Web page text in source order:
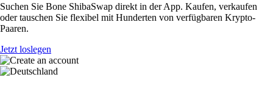
Suchen Sie Bone ShibaSwap direkt in der App. Kaufen, verkaufen
oder tauschen Sie flexibel mit Hunderten von verfügbaren Krypto-
Paaren.
Jetzt loslegen